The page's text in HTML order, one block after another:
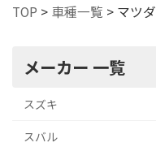
TOP > 車種一覧 > マツダ
メーカー 一覧
スズキ
スバル